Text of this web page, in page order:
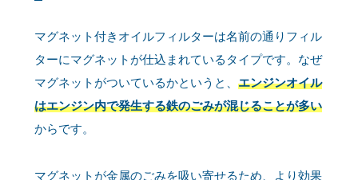
マグネット付きオイルフィルターは名前の通りフィル
ターにマグネットが仕込まれているタイプです。なぜ
マグネットがついているかというと、 エンジンオイル
はエンジン内で発生する鉄のごみが混じることが多い
からです。
マグネットが金属のごみを吸い寄せるため、より効果